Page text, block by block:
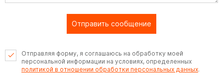
Отправить сообщение
Отправляя форму, я соглашаюсь на обработку моей
персональной информации на условиях, определенных
политикой в отношении обработки персональных данных.